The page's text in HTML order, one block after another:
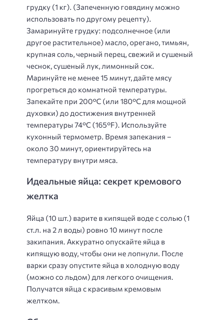
грудку (1 кг). (Запеченную говядину можно
использовать по другому рецепту).
Замаринуйте грудку: подсолнечное (или
другое растительное) масло, орегано, тимьян,
крупная соль, черный перец, свежий и сушеный
чеснок, сушеный лук, лимонный сок.
Маринуйте не менее 15 минут, дайте мясу
прогреться до комнатной температуры.
Запекайте при 200°С (или 180°С для мощной
духовки) до достижения внутренней
температуры 74°С (165°F). Используйте
кухонный термометр. Время запекания –
около 30 минут, ориентируйтесь на
температуру внутри мяса.
Идеальные яйца: секрет кремового
желтка
Яйца (10 шт.) варите в кипящей воде с солью (1
ст.л. на 2 л воды) ровно 10 минут после
закипания. Аккуратно опускайте яйца в
кипящую воду, чтобы они не лопнули. После
варки сразу опустите яйца в холодную воду
(можно со льдом) для легкого очищения.
Получатся яйца с красивым кремовым
желтком.